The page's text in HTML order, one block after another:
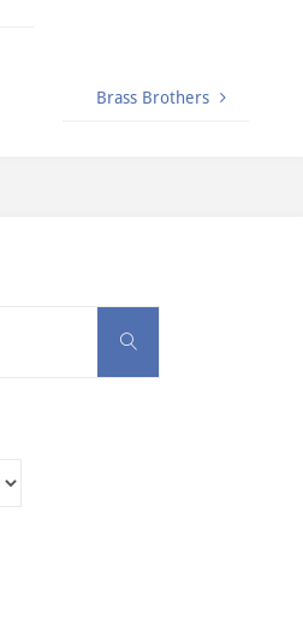
Brass Brothers
Suchen